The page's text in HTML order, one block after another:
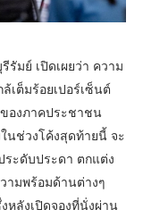
มย์ เปิดเผยว่า ความ
เต็มร้อยเปอร์เซ็นต์
ของภาคประชาชน
นช่วงโค้งสุดท้ายนี้ จะ
ะดับประดา ตกแต่ง
ามพร้อมด้านต่างๆ
หลังเปิดจองที่นั่งผ่าน